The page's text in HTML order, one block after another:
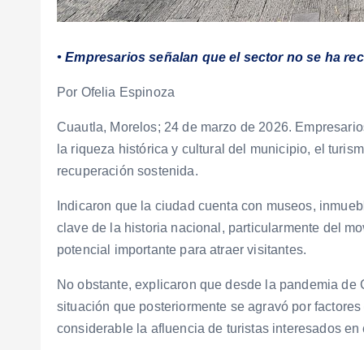
• Empresarios señalan que el sector no se ha
Por Ofelia Espinoza
Cuautla, Morelos; 24 de marzo de 2026.
la riqueza histórica y cultural del municipio, el
recuperación sostenida.
Indicaron que la ciudad cuenta con museos,
clave de la historia nacional, particularmente del
potencial importante para atraer visitantes.
No obstante, explicaron que desde la pandemia
situación que posteriormente se agravó por
considerable la afluencia de turistas interesados en